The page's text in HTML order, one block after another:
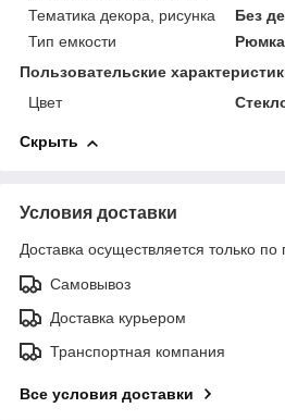
Тематика декора, рисунка
Без
Тип емкости
Рюмка
Пользовательские
Цвет
Скрыть
Условия доставки
Доставка осуществляется только по
Самовывоз
Доставка курьером
Транспортная компания
Все условия доставки